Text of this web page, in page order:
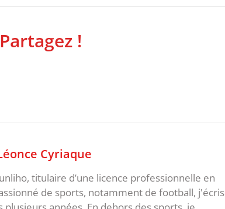
!
Cyriaque
titulaire d’une licence professionnelle en
de sports, notamment de football, j'écris